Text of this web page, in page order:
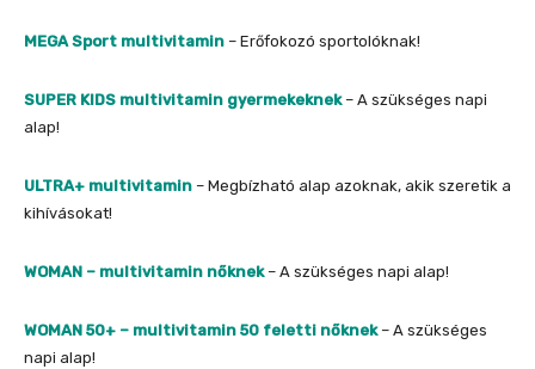
MEGA Sport multivitamin – Erőfokozó sportolóknak!
SUPER KIDS multivitamin gyermekeknek – A szükséges napi
alap!
ULTRA+ multivitamin – Megbízható alap azoknak, akik szeretik a
kihívásokat!
WOMAN – multivitamin nőknek – A szükséges napi alap!
WOMAN 50+ – multivitamin 50 feletti nőknek – A szükséges
napi alap!